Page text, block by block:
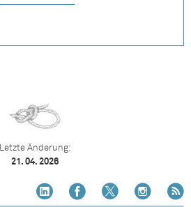
Letzte Änderung:
21. 04. 2026